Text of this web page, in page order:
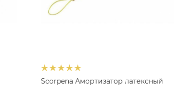
Scorpena Амортизатор латексный